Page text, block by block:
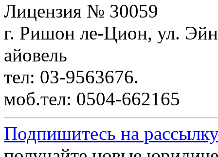
Лицензия № 30059
г. Ришон ле-Цион, ул.
айовель
тел: 03-9563676.
моб.тел: 0504-662165
Подпишитесь на